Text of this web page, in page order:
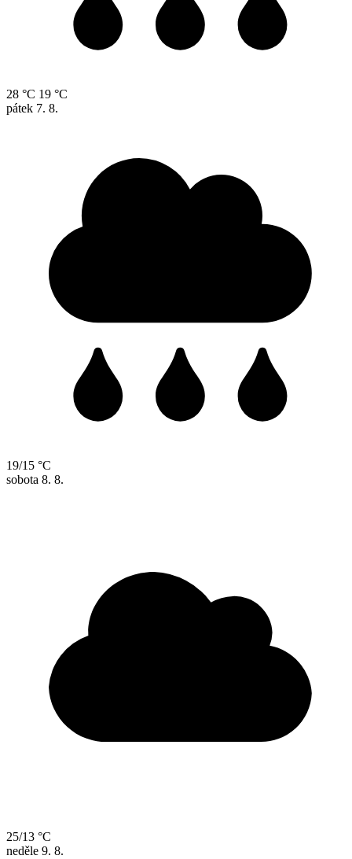
28 °C 19 °C
pátek 7. 8.
19/15 °C
sobota 8. 8.
25/13 °C
neděle 9. 8.